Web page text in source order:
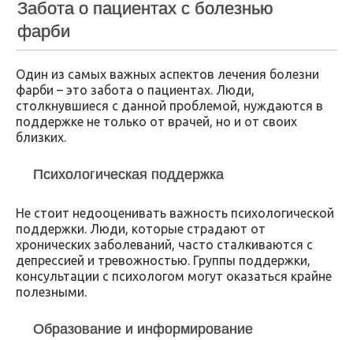
Забота о пациентах с болезнью
фарби
Один из самых важных аспектов лечения болезни
фарби – это забота о пациентах. Люди,
столкнувшиеся с данной проблемой, нуждаются в
поддержке не только от врачей, но и от своих
близких.
Психологическая поддержка
Не стоит недооценивать важность психологической
поддержки. Люди, которые страдают от
хронических заболеваний, часто сталкиваются с
депрессией и тревожностью. Группы поддержки,
консультации с психологом могут оказаться крайне
полезными.
Образование и информирование